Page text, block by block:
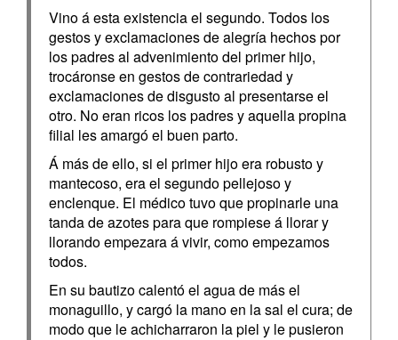
Vino á esta existencia el segundo. Todos los
gestos y exclamaciones de alegría hechos por
los padres al advenimiento del primer hijo,
trocáronse en gestos de contrariedad y
exclamaciones de disgusto al presentarse el
otro. No eran ricos los padres y aquella propina
filial les amargó el buen parto.
Á más de ello, si el primer hijo era robusto y
mantecoso, era el segundo pellejoso y
enclenque. El médico tuvo que propinarle una
tanda de azotes para que rompiese á llorar y
llorando empezara á vivir, como empezamos
todos.
En su bautizo calentó el agua de más el
monaguillo, y cargó la mano en la sal el cura; de
modo que le achicharraron la piel y le pusieron